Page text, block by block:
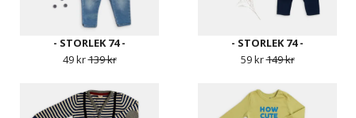
- STORLEK 74 -
49 kr139 kr
- STORLEK 74 -
59 kr149 kr